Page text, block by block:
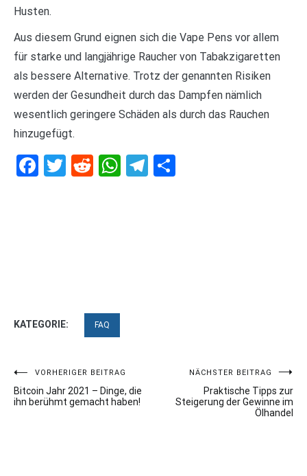
Husten.
Aus diesem Grund eignen sich die Vape Pens vor allem
für starke und langjährige Raucher von Tabakzigaretten
als bessere Alternative. Trotz der genannten Risiken
werden der Gesundheit durch das Dampfen nämlich
wesentlich geringere Schäden als durch das Rauchen
hinzugefügt.
Facebook
Twitter
RedditWhatsApp
Telegram
KATEGORIE: FAQ
Beitragsnavigation
VORHERIGER BEITRAG
Bitcoin Jahr 2021 – Dinge, die
ihn berühmt gemacht haben!
NÄCHSTER BEITRAG
Praktische Tipps zur
Steigerung der Gewinne im
Ölhandel